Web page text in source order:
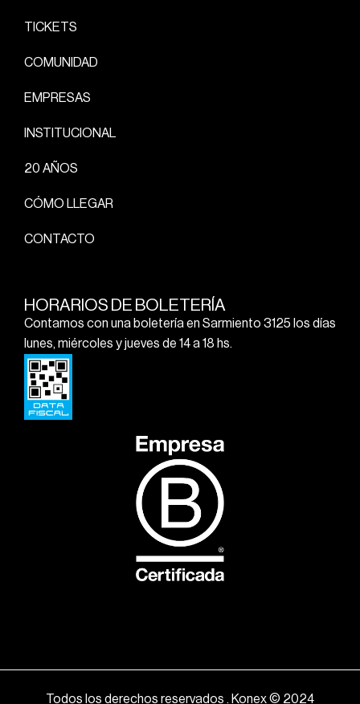
TICKETS
COMUNIDAD
EMPRESAS
INSTITUCIONAL
20 AÑOS
CÓMO LLEGAR
CONTACTO
HORARIOS DE BOLETERÍA
Contamos con una boletería en Sarmiento 3125 los días
lunes, miércoles y jueves de 14 a 18 hs.
Todos los derechos reservados . Konex © 2024